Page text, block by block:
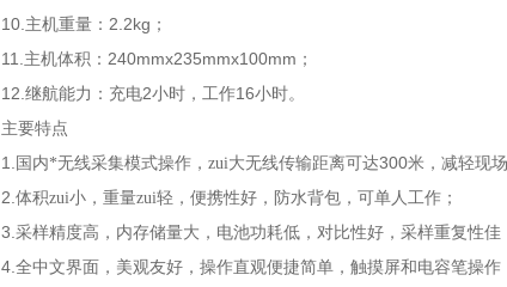
10. 主机重量： 2.2kg ；
11. 主机体积： 240mmx235mmx100mm ；
12. 继航能力：充电2小时，工作16小时。
主要特点
1. 国内*无线采集模式操作，zui大无线传输距离可达300米，减轻现
2. 体积zui小，重量zui轻，便携性好，防水背包，可单人工作；
3. 采样精度高，内存储量大，电池功耗低，对比性好，采样重复性佳
4. 全中文界面，美观友好，操作直观便捷简单，触摸屏和电容笔操